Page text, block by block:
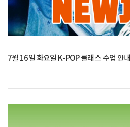
7월 16일 화요일 K-POP 클래스 수업 안내